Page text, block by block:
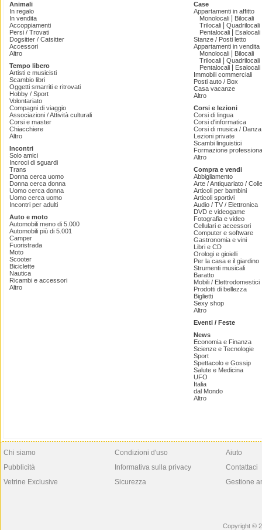
Animali
In regalo
In vendita
Accoppiamenti
Persi / Trovati
Dogsitter / Catsitter
Accessori
Altro
Tempo libero
Artisti e musicisti
Scambio libri
Oggetti smarriti e ritrovati
Hobby / Sport
Volontariato
Compagni di viaggio
Associazioni / Attività culturali
Corsi e master
Chiacchiere
Altro
Incontri
Solo amici
Incroci di sguardi
Trans
Donna cerca uomo
Donna cerca donna
Uomo cerca donna
Uomo cerca uomo
Incontri per adulti
Auto e moto
Automobili meno di 5.000
Automobili più di 5.001
Camper
Fuoristrada
Moto
Scooter
Biciclette
Nautica
Ricambi e accessori
Altro
Case
Appartamenti in affitto
Monolocali
Bilocali
Trilocali
Quadrilocali
Pentalocali
Esalocali
Stanze / Posti letto
Appartamenti in vendita
Monolocali
Bilocali
Trilocali
Quadrilocali
Pentalocali
Esalocali
Immobili commerciali
Posti auto / Box
Casa vacanze
Altro
Corsi e lezioni
Corsi di lingua
Corsi d'informatica
Corsi di musica /
Lezioni private
Scambi linguistici
Formazione
Altro
Compra e vendi
Abbigliamento
Arte / Antiquariato /
Articoli per bambini
Articoli sportivi
Audio / TV / Elettronica
DVD e videogame
Fotografia e video
Cellulari e accessori
Computer e software
Gastronomia e vini
Libri e CD
Orologi e gioielli
Per la casa e il giardino
Strumenti musicali
Baratto
Mobili / Elettrodomestici
Prodotti di bellezza
Biglietti
Sexy shop
Altro
Eventi / Feste
News
Economia e Finanza
Scienze e Tecnologie
Sport
Spettacolo e Gossip
Salute e Medicina
UFO
Italia
dal Mondo
Altro
Chi siamo
Pubblicità
Vetrine Exclusive
Condizioni d'uso
Informativa sulla privacy
Sicurezza
Aiuto
Contattaci
Gestione
Copyright ©